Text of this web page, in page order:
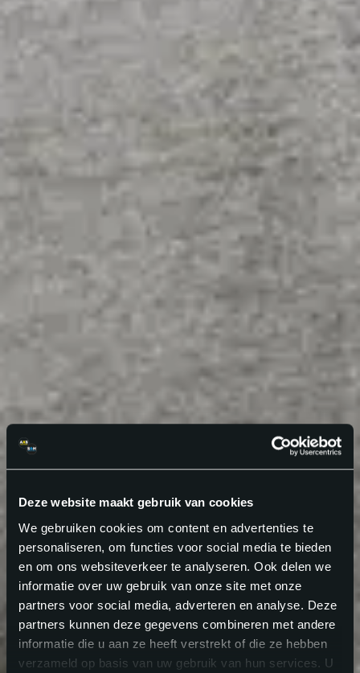
Deze website maakt gebruik van cookies
We gebruiken cookies om content en advertenties te
personaliseren, om functies voor social media te bieden
en om ons websiteverkeer te analyseren. Ook delen we
informatie over uw gebruik van onze site met onze
partners voor social media, adverteren en analyse. Deze
partners kunnen deze gegevens combineren met andere
informatie die u aan ze heeft verstrekt of die ze hebben
verzameld op basis van uw gebruik van hun services. U